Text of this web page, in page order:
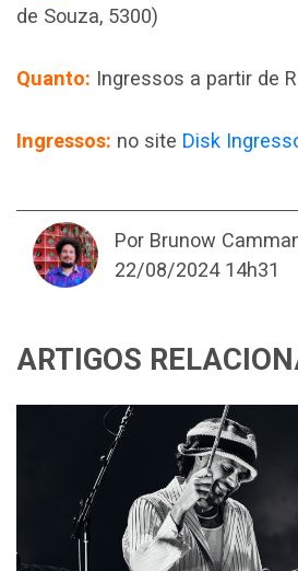
de Souza, 5300)
Quanto: Ingressos a partir de
Ingressos: no site Disk
Por Brunow
22/08/2024 14h31
ARTIGOS